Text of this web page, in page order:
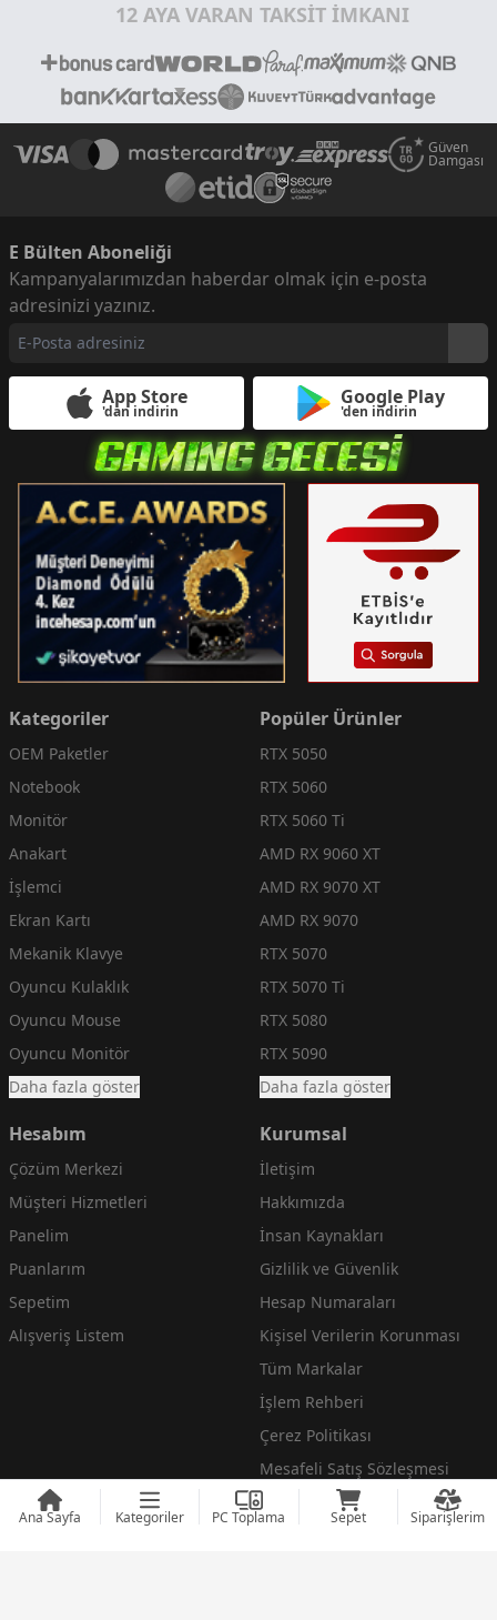
Ana Sayfa Kategoriler PC Toplama Sepet Siparişlerim
12 AYA VARAN TAKSİT İMKANI
Güven
Damgası
E Bülten Aboneliği
Kampanyalarımızdan haberdar olmak için e-posta
adresinizi yazınız.
App Store
'dan indirin
Google Play
'den indirin
Kategoriler
OEM Paketler
Notebook
Monitör
Anakart
İşlemci
Ekran Kartı
Mekanik Klavye
Oyuncu Kulaklık
Oyuncu Mouse
Oyuncu Monitör
Daha fazla göster
Popüler Ürünler
RTX 5050
RTX 5060
RTX 5060 Ti
AMD RX 9060 XT
AMD RX 9070 XT
AMD RX 9070
RTX 5070
RTX 5070 Ti
RTX 5080
RTX 5090
Daha fazla göster
Hesabım
Çözüm Merkezi
Müşteri Hizmetleri
Panelim
Puanlarım
Sepetim
Alışveriş Listem
Kurumsal
İletişim
Hakkımızda
İnsan Kaynakları
Gizlilik ve Güvenlik
Hesap Numaraları
Kişisel Verilerin Korunması
Tüm Markalar
İşlem Rehberi
Çerez Politikası
Mesafeli Satış Sözleşmesi
Daha fazla göster